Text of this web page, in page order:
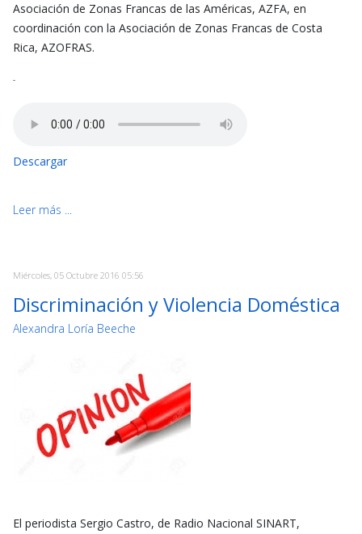
Asociación de Zonas Francas de las Américas, AZFA, en
coordinación con la Asociación de Zonas Francas de Costa
Rica, AZOFRAS.
-
Descargar
Leer más ...
Miércoles, 05 Octubre 2016 05:56
Discriminación y Violencia Doméstica
Alexandra Loría Beeche
El periodista Sergio Castro, de Radio Nacional SINART,